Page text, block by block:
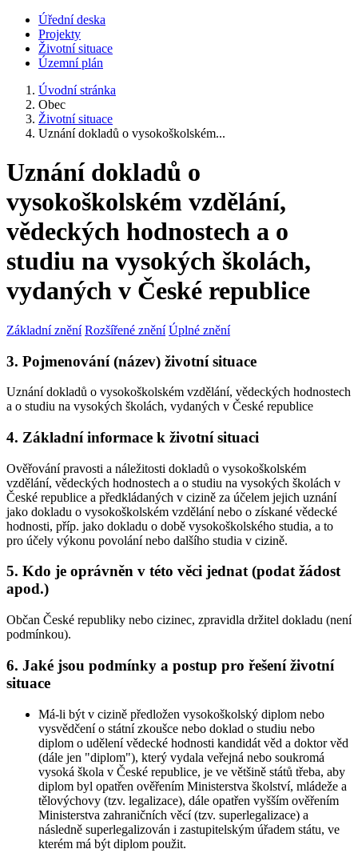
Úřední deska
Projekty
Životní situace
Územní plán
Úvodní stránka
Obec
Životní situace
Uznání dokladů o vysokoškolském...
Uznání dokladů o
vysokoškolském vzdělání,
vědeckých hodnostech a o
studiu na vysokých školách,
vydaných v České republice
Základní znění Rozšířené znění Úplné znění
3. Pojmenování (název) životní situace
Uznání dokladů o vysokoškolském vzdělání, vědeckých hodnostech
a o studiu na vysokých školách, vydaných v České republice
4. Základní informace k životní situaci
Ověřování pravosti a náležitosti dokladů o vysokoškolském
vzdělání, vědeckých hodnostech a o studiu na vysokých školách v
České republice a předkládaných v cizině za účelem jejich uznání
jako dokladu o vysokoškolském vzdělání nebo o získané vědecké
hodnosti, příp. jako dokladu o době vysokoškolského studia, a to
pro účely výkonu povolání nebo dalšího studia v cizině.
5. Kdo je oprávněn v této věci jednat (podat žádost
apod.)
Občan České republiky nebo cizinec, zpravidla držitel dokladu (není
podmínkou).
6. Jaké jsou podmínky a postup pro řešení životní
situace
Má-li být v cizině předložen vysokoškolský diplom nebo
vysvědčení o státní zkoušce nebo doklad o studiu nebo
diplom o udělení vědecké hodnosti kandidát věd a doktor věd
(dále jen "diplom"), který vydala veřejná nebo soukromá
vysoká škola v České republice, je ve většině států třeba, aby
diplom byl opatřen ověřením Ministerstva školství, mládeže a
tělovýchovy (tzv. legalizace), dále opatřen vyšším ověřením
Ministerstva zahraničních věcí (tzv. superlegalizace) a
následně superlegalizován i zastupitelským úřadem státu, ve
kterém má být diplom použit.